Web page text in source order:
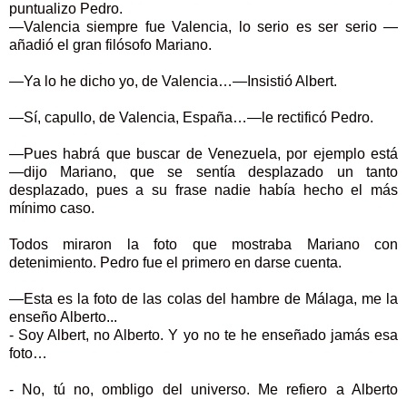
puntualizo Pedro.
—Valencia siempre fue Valencia, lo serio es ser serio —
añadió el gran filósofo Mariano.
—Ya lo he dicho yo, de Valencia…—Insistió Albert.
—Sí, capullo, de Valencia, España…—le rectificó Pedro.
—Pues habrá que buscar de Venezuela, por ejemplo está
—dijo Mariano, que se sentía desplazado un tanto
desplazado, pues a su frase nadie había hecho el más
mínimo caso.
Todos miraron la foto que mostraba Mariano con
detenimiento. Pedro fue el primero en darse cuenta.
—Esta es la foto de las colas del hambre de Málaga, me la
enseño Alberto...
- Soy Albert, no Alberto. Y yo no te he enseñado jamás esa
foto…
- No, tú no, ombligo del universo. Me refiero a Alberto